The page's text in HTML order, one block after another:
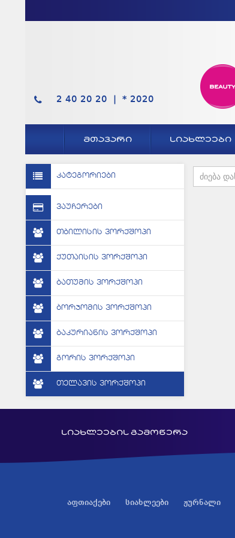
2 40 20 20 | * 2020
ᲛᲗᲐᲕᲐᲠᲘ ᲡᲘᲐᲮᲚᲔᲔᲑᲘ
კატეგორიები
ვაუჩერები
თბილისის ვორქშოპი
ქუთაისის ვორქშოპი
ბათუმის ვორქშოპი
ბორჯომის ვორქშოპი
ბაკურიანის ვორქშოპი
გორის ვორქშოპი
თელავის ვორქშოპი
სიახლეების გამოწერა
აფთიაქები სიახლეები ჟურნალი